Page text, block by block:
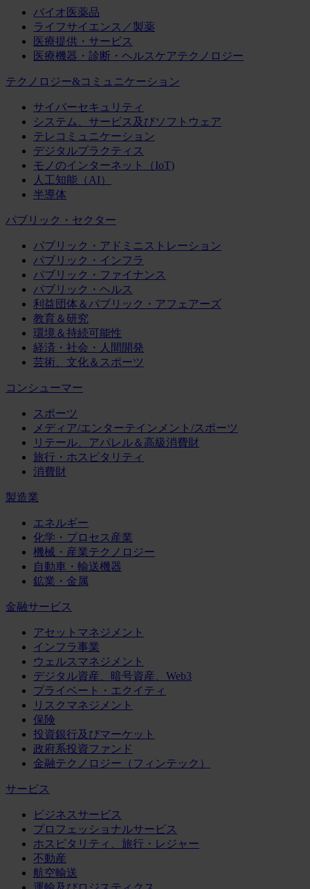
バイオ医薬品
ライフサイエンス／製薬
医療提供・サービス
医療機器・診断・ヘルスケアテクノロジー
テクノロジー&コミュニケーション
サイバーセキュリティ
システム、サービス及びソフトウェア
テレコミュニケーション
デジタルプラクティス
モノのインターネット（IoT)
人工知能（AI）
半導体
パブリック・セクター
パブリック・アドミニストレーション
パブリック・インフラ
パブリック・ファイナンス
パブリック・ヘルス
利益団体＆パブリック・アフェアーズ
教育＆研究
環境＆持続可能性
経済・社会・人間開発
芸術、文化＆スポーツ
コンシューマー
スポーツ
メディア/エンターテインメント/スポーツ
リテール、アパレル＆高級消費財
旅行・ホスピタリティ
消費財
製造業
エネルギー
化学・プロセス産業
機械・産業テクノロジー
自動車・輸送機器
鉱業・金属
金融サービス
アセットマネジメント
インフラ事業
ウェルスマネジメント
デジタル資産、暗号資産、Web3
プライベート・エクイティ
リスクマネジメント
保険
投資銀行及びマーケット
政府系投資ファンド
金融テクノロジー（フィンテック）
サービス
ビジネスサービス
プロフェッショナルサービス
ホスピタリティ、旅行・レジャー
不動産
航空輸送